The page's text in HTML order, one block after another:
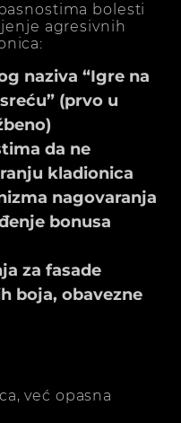
bolesti
agresivnih
naziva “Igre na
(prvo u
da ne
kladionica
nagovaranja
bonusa
za fasade
boja, obavezne
već opasna